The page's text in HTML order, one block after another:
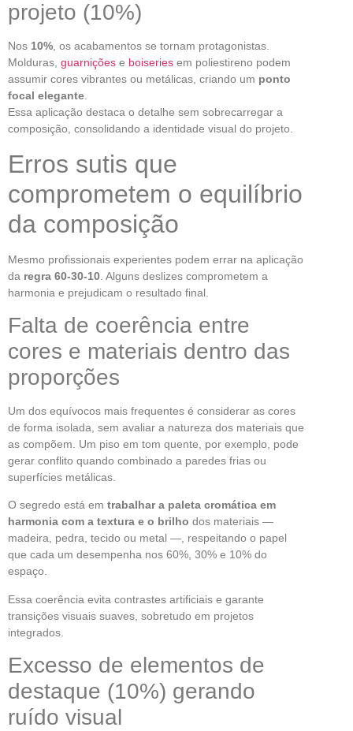
projeto (10%)
Nos 10%, os acabamentos se tornam protagonistas.
Molduras, guarnições e boiseries em poliestireno podem
assumir cores vibrantes ou metálicas, criando um ponto
focal elegante.
Essa aplicação destaca o detalhe sem sobrecarregar a
composição, consolidando a identidade visual do projeto.
Erros sutis que
comprometem o equilíbrio
da composição
Mesmo profissionais experientes podem errar na aplicação
da regra 60-30-10 . Alguns deslizes comprometem a
harmonia e prejudicam o resultado final.
Falta de coerência entre
cores e materiais dentro das
proporções
Um dos equívocos mais frequentes é considerar as cores
de forma isolada, sem avaliar a natureza dos materiais que
as compõem. Um piso em tom quente, por exemplo, pode
gerar conflito quando combinado a paredes frias ou
superfícies metálicas.
O segredo está em trabalhar a paleta cromática em
harmonia com a textura e o brilho dos materiais —
madeira, pedra, tecido ou metal —, respeitando o papel
que cada um desempenha nos 60%, 30% e 10% do
espaço.
Essa coerência evita contrastes artificiais e garante
transições visuais suaves, sobretudo em projetos
integrados.
Excesso de elementos de
destaque (10%) gerando
ruído visual